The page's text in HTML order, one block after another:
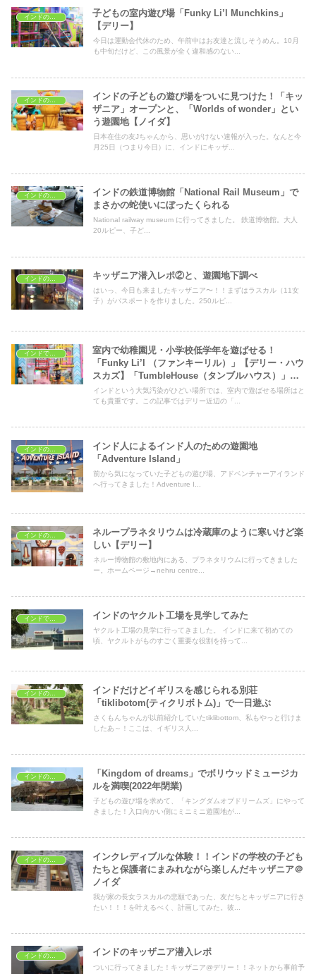
子どもの室内遊び場「Funky Li’l Munchkins」
【デリー】
今日は運動会代休のため、午前中はお友達と流しそうめん。10月
も中旬だけど、この風景が全く違和感のない...
インドの子どもの遊び場をついに見つけた！「キッ
ザニア」オープンと、「Worlds of wonder」とい
う遊園地【ノイダ】
日本在住の友Jちゃんから、思いがけない速報が入った。なんと今
月25日（つまり今日）に、インドにキッザ...
インドの子どもの遊び場
インドの鉄道博物館「National Rail Museum」で
まさかの蛇使いにぼったくられる
National railway museum に行ってきました。 鉄道博物館。大人
20ルピー、子ど...
インドの子どもの遊び場 キッザニア潜入レポ②と、遊園地下調べ
はいっ、今日も来ましたキッザニア〜！！まずはラスカル（11女
子）がパスポートを作りました。250ルピ...
インドで子育て
室内で幼稚園児・小学校低学年を遊ばせる！
「Funky Li’l （ファンキーリル）」【デリー・ハウ
スカズ】「TumbleHouse（タンブルハウス）」
【デリー・ディフェンスコロニー】2023年情報更
新
インドという大気汚染がひどい場所では、室内で遊ばせる場所はと
ても貴重です。この記事ではデリー近辺の「...
インド人によるインド人のための遊園地
「Adventure Island」
前から気になっていた子どもの遊び場、アドベンチャーアイランド
へ行ってきました！Adventure I...
インドの子どもの遊び場
ネループラネタリウムは冷蔵庫のように寒いけど楽
しい【デリー】
ネルー博物館の敷地内にある、プラネタリウムに行ってきました
ー。ホームページ→nehru centre...
インドで学ぶ インドのヤクルト工場を見学してみた
ヤクルト工場の見学に行ってきました。 インドに来て初めての
頃、ヤクルトがものすごく重要な役割を持って...
インドだけどイギリスを感じられる別荘
「tiklibotom(ティクリボトム)」で一日遊ぶ
さくもんちゃんが以前紹介していたtiklibottom、私もやっと行けま
したあ～！ここは、イギリス人...
「Kingdom of dreams」でボリウッドミュージカ
ルを満喫(2022年閉業)
子どもの遊び場を求めて、「キングダムオブドリームズ」にやって
きました！入口向かい側にミニミニ遊園地が...
インクレディブルな体験！！インドの学校の子ども
たちと保護者にまみれながら楽しんだキッザニア＠
ノイダ
我が家の長女ラスカルの悲願であった、友だちとキッザニアに行き
たい！！！を叶えるべく、計画してみた。彼...
インドのキッザニア潜入レポ
ついに行ってきました！キッザニア@デリー！！ネットから事前予